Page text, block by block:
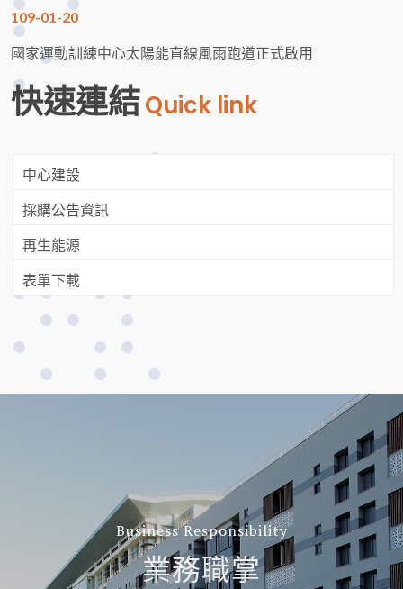
109-01-20
國家運動訓練中心太陽能直線風雨跑道正式啟用
快速連結Quick link
中心建設
採購公告資訊
再生能源
表單下載
Business Responsibility
業務職掌